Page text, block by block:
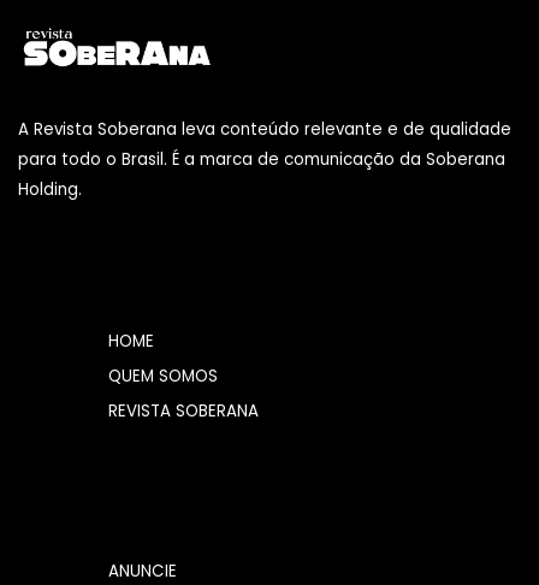
A Revista Soberana leva conteúdo relevante e de qualidade
para todo o Brasil. É a marca de comunicação da Soberana
Holding.
HOME
QUEM SOMOS
REVISTA SOBERANA
ANUNCIE